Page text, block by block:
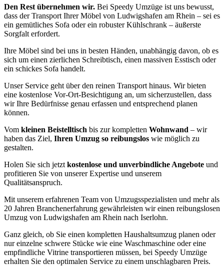
Den Rest übernehmen wir. Bei Speedy Umzüge ist uns bewusst,
dass der Transport Ihrer Möbel von Ludwigshafen am Rhein – sei es
ein gemütliches Sofa oder ein robuster Kühlschrank – äußerste
Sorgfalt erfordert.
Ihre Möbel sind bei uns in besten Händen, unabhängig davon, ob es
sich um einen zierlichen Schreibtisch, einen massiven Esstisch oder
ein schickes Sofa handelt.
Unser Service geht über den reinen Transport hinaus. Wir bieten
eine kostenlose Vor-Ort-Besichtigung an, um sicherzustellen, dass
wir Ihre Bedürfnisse genau erfassen und entsprechend planen
können.
Vom kleinen Beistelltisch bis zur kompletten Wohnwand – wir
haben das Ziel, Ihren Umzug so reibungslos wie möglich zu
gestalten.
Holen Sie sich jetzt kostenlose und unverbindliche Angebote und
profitieren Sie von unserer Expertise und unserem
Qualitätsanspruch.
Mit unserem erfahrenen Team von Umzugsspezialisten und mehr als
20 Jahren Branchenerfahrung gewährleisten wir einen reibungslosen
Umzug von Ludwigshafen am Rhein nach Iserlohn.
Ganz gleich, ob Sie einen kompletten Haushaltsumzug planen oder
nur einzelne schwere Stücke wie eine Waschmaschine oder eine
empfindliche Vitrine transportieren müssen, bei Speedy Umzüge
erhalten Sie den optimalen Service zu einem unschlagbaren Preis.